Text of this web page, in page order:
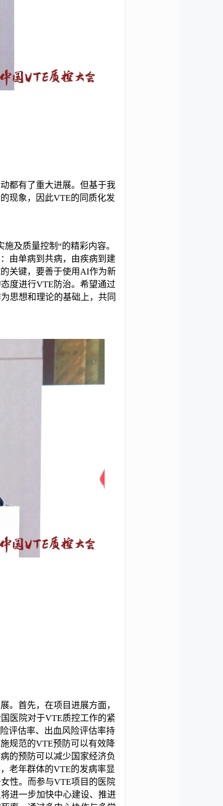
都有了重大进展。但基于我
现象，因此VTE的同质化发
及质量控制“的精彩内容。
由单病到共病，由疾病到建
关键，要善于使用AI作为新
度进行VTE防治。希望通过
思想和理论的基础上，共同
。首先，在项目进展方面，
医院对于VTE质控工作的紧
评估率、出血风险评估率持
规范的VTE预防可以有效降
的预防可以减少国家经济负
老年群体的VTE的发病率显
性。而参与VTE项目的医院
进一步加快中心建设、推进